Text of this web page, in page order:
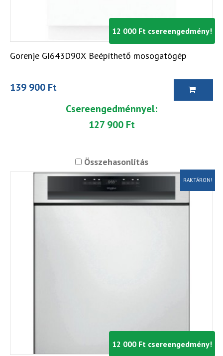
12 000 Ft csereengedmény!
Gorenje GI643D90X Beépíthető mosogatógép
139 900 Ft
Csereengedménnyel:
127 900 Ft
Összehasonlítás
12 000 Ft csereengedmény!
RAKTÁRON!